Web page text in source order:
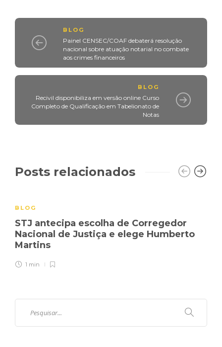
BLOG
Painel CENSEC/COAF debaterá resolução
nacional sobre atuação notarial no combate
aos crimes financeiros
BLOG
Recivil disponibiliza em versão online Curso
Completo de Qualificação em Tabelionato de
Notas
Posts relacionados
BLOG
STJ antecipa escolha de Corregedor
Nacional de Justiça e elege Humberto
Martins
1 min